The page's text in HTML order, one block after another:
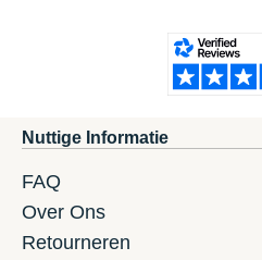
Nuttige Informatie
FAQ
Over Ons
Retourneren